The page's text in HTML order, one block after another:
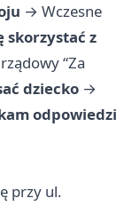
→ Wczesne
skorzystać z
“Za
dziecko →
odpowiedzi
przy ul.